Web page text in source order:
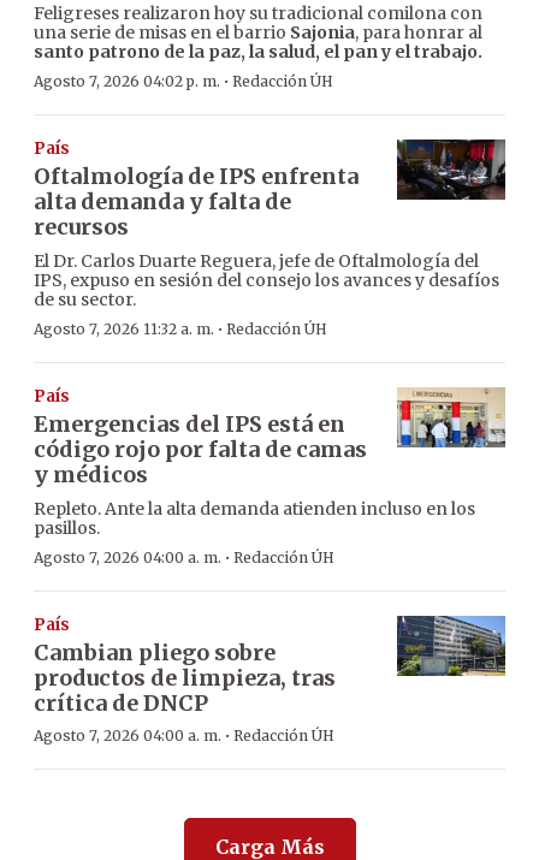
Feligreses realizaron hoy su tradicional comilona con
una serie de misas en el barrio Sajonia, para honrar al
santo patrono de la paz, la salud, el pan y el trabajo.
Agosto 7, 2026 04:02 p. m. · Redacción ÚH
País
Oftalmología de IPS enfrenta
alta demanda y falta de
recursos
El Dr. Carlos Duarte Reguera, jefe de Oftalmología del
IPS, expuso en sesión del consejo los avances y desafíos
de su sector.
Agosto 7, 2026 11:32 a. m. · Redacción ÚH
País
Emergencias del IPS está en
código rojo por falta de camas
y médicos
Repleto. Ante la alta demanda atienden incluso en los
pasillos.
Agosto 7, 2026 04:00 a. m. · Redacción ÚH
País
Cambian pliego sobre
productos de limpieza, tras
crítica de DNCP
Agosto 7, 2026 04:00 a. m. · Redacción ÚH
Carga Más